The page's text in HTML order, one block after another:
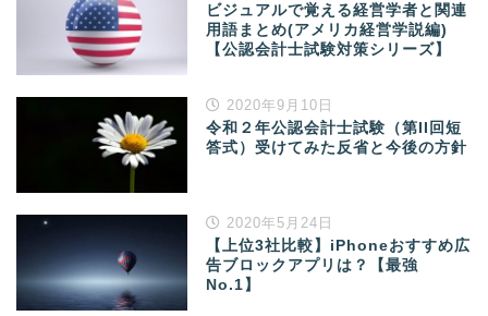
ビジュアルで覚える経営学者と関連
用語まとめ(アメリカ経営学説編)
【公認会計士試験対策シリーズ】
2020年9月10日
令和２年公認会計士試験（第II回短
答式）受けてみた反省と今後の方針
2020年5月24日
【上位3社比較】iPhoneおすすめ広
告ブロックアプリは？【最強
No.1】